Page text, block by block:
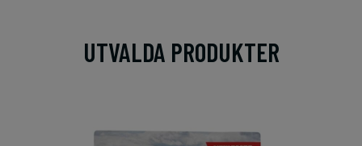
UTVALDA PRODUKTER